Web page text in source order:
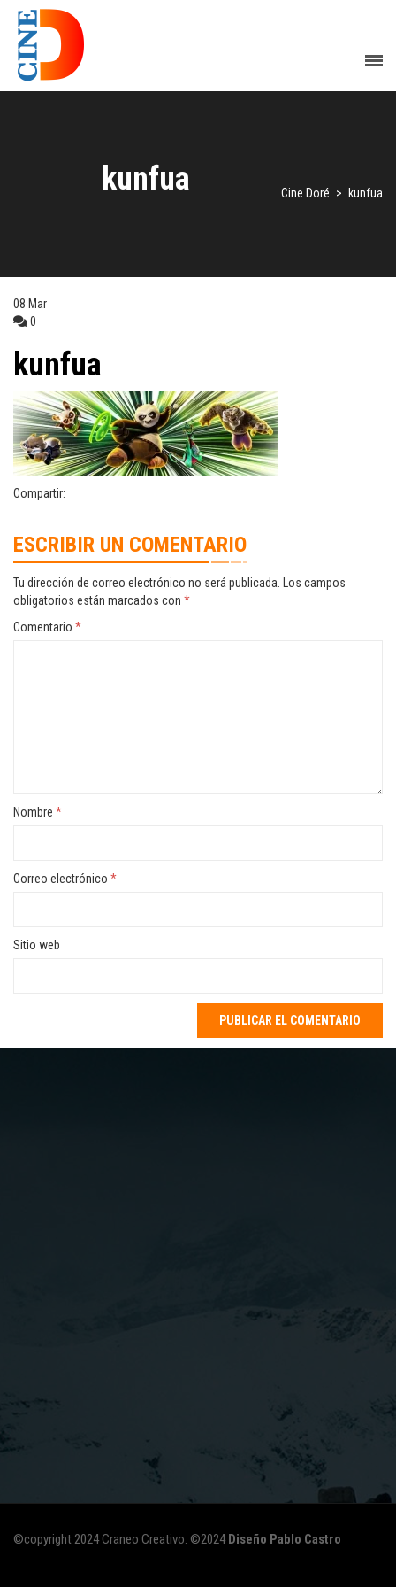
kunfua Cine Doré > kunfua
08 Mar
0
kunfua
Compartir:
ESCRIBIR UN COMENTARIO
Tu dirección de correo electrónico no será publicada.
Los campos
obligatorios están marcados con *
Comentario *
Nombre *
Correo electrónico *
Sitio web
©copyright 2024 Craneo Creativo. ©2024Diseño Pablo Castro